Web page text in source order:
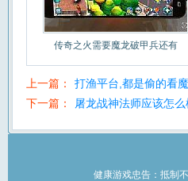
传奇之火需要魔龙破甲兵还有
上一篇：
打渔平台,都是偷的看
下一篇：
屠龙战神法师应该怎
健康游戏忠告：抵制